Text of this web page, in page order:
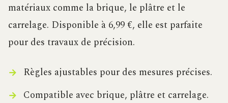
matériaux comme la brique, le plâtre et le
carrelage. Disponible à 6,99 €, elle est parfaite
pour des travaux de précision.
Règles ajustables pour des mesures précises.
Compatible avec brique, plâtre et carrelage.